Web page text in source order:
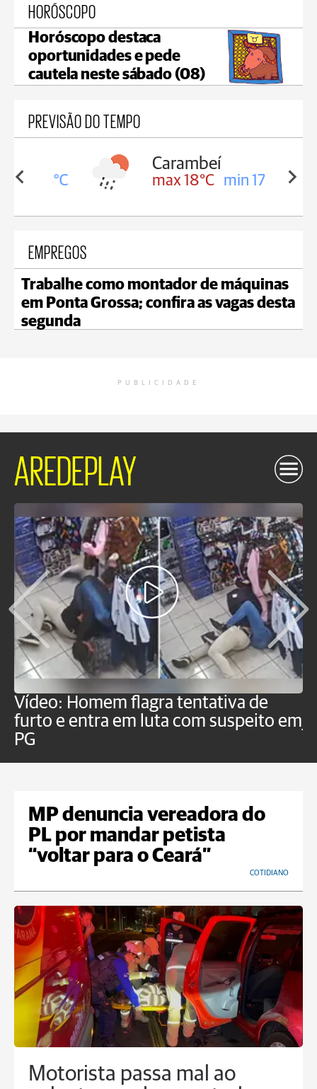
HORÓSCOPO
Horóscopo destaca
oportunidades e pede
cautela neste sábado (08)
PREVISÃO DO TEMPO
18°C
Carambeí
max 18°C min 17°C
EMPREGOS
Trabalhe como montador de máquinas
em Ponta Grossa; confira as vagas desta
segunda
PUBLICIDADE
AREDEPLAY
Vídeo: Homem flagra tentativa de
furto e entra em luta com suspeito em
PG
MP denuncia vereadora do
PL por mandar petista
“voltar para o Ceará”
COTIDIANO
Motorista passa mal ao